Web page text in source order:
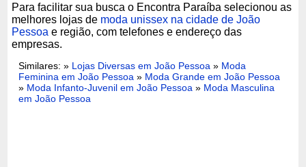
Para facilitar sua busca o Encontra Paraíba selecionou as
melhores lojas de moda unissex na cidade de João
Pessoa e região, com telefones e endereço das
empresas.
Similares: » Lojas Diversas em João Pessoa » Moda
Feminina em João Pessoa » Moda Grande em João Pessoa
» Moda Infanto-Juvenil em João Pessoa » Moda Masculina
em João Pessoa